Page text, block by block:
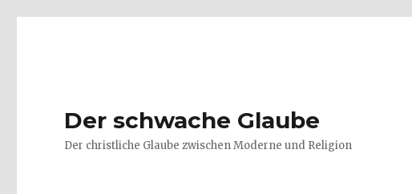
Der schwache Glaube
Der christliche Glaube zwischen Moderne und Religion